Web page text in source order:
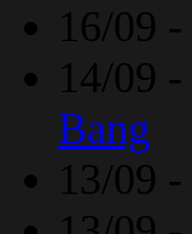
16/09 -
14/09 -
Bang
13/09 -